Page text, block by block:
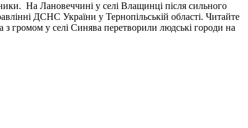
На Лановеччині у селі Влащинці після сильного
ДСНС України у Тернопільській області. Читайте
громом у селі Синява перетворили людські городи на